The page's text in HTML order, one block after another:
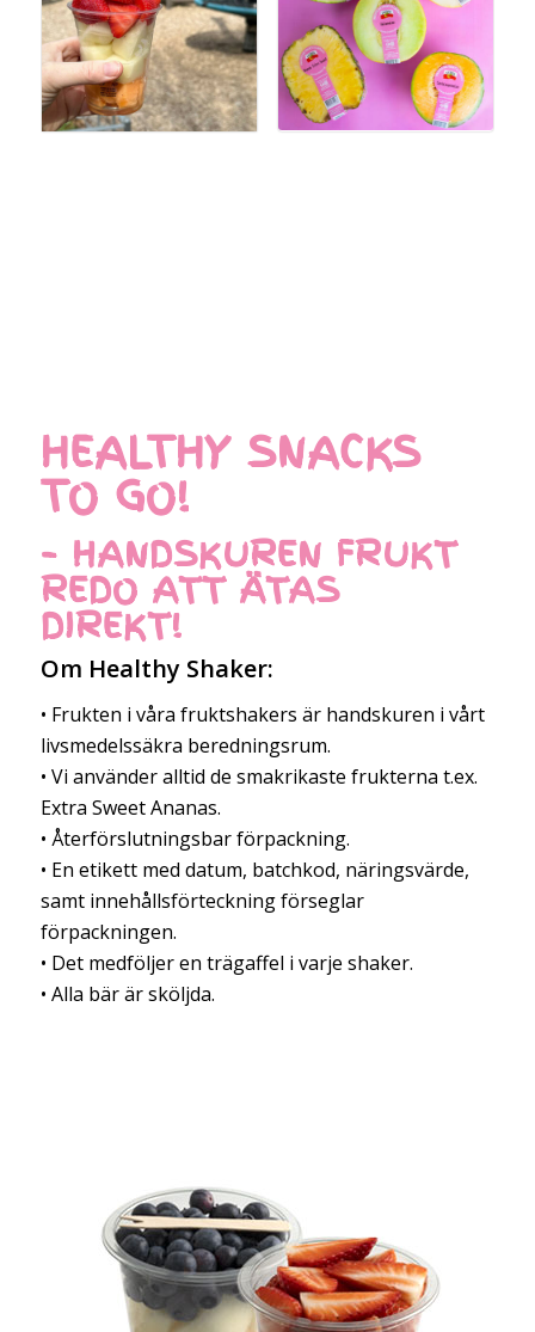
HEALTHY SNACKS
TO GO!
– HANDSKUREN FRUKT
REDO ATT ÄTAS
DIREKT!
Om Healthy Shaker:
• Frukten i våra fruktshakers är handskuren i vårt
livsmedelssäkra beredningsrum.
• Vi använder alltid de smakrikaste frukterna t.ex.
Extra Sweet Ananas.
• Återförslutningsbar förpackning.
• En etikett med datum, batchkod, näringsvärde,
samt innehållsförteckning förseglar
förpackningen.
• Det medföljer en trägaffel i varje shaker.
• Alla bär är sköljda.